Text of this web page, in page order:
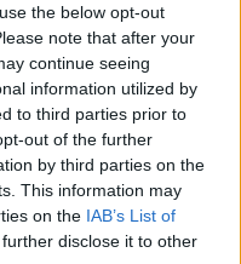
the below opt-out
note that after your
continue seeing
information utilized by
to third parties prior to
out of the further
by third parties on the
This information may
on the IAB’s List of
disclose it to other
13. rész